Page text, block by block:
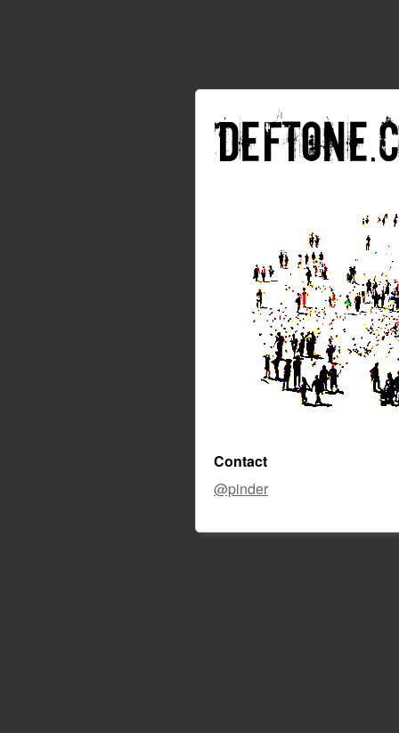
Contact
@pinder